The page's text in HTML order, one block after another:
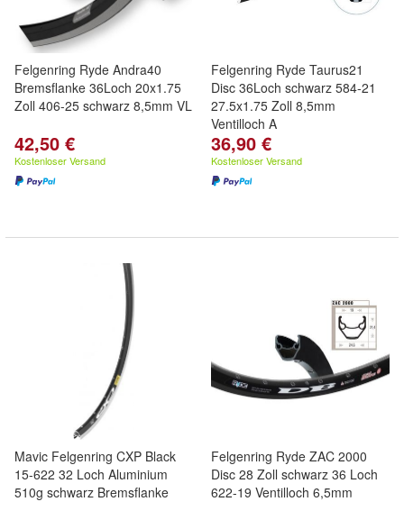
Felgenring Ryde Andra40
Bremsflanke 36Loch 20x1.75
Zoll 406-25 schwarz 8,5mm VL
42,50 €
Kostenloser Versand
Felgenring Ryde Taurus21
Disc 36Loch schwarz 584-21
27.5x1.75 Zoll 8,5mm
Ventilloch A
36,90 €
Kostenloser Versand
Mavic Felgenring CXP Black
15-622 32 Loch Aluminium
510g schwarz Bremsflanke
Felgenring Ryde ZAC 2000
Disc 28 Zoll schwarz 36 Loch
622-19 Ventilloch 6,5mm